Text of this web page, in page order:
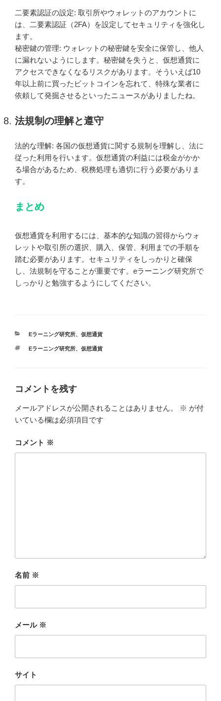
二要素認証の設定: 取引所やウォレットのアカウントに
は、二要素認証（2FA）を設定してセキュリティを強化し
ます。
秘密鍵の管理: ウォレットの秘密鍵を安全に保管し、他人
に漏れないようにします。秘密鍵を失うと、仮想通貨に
アクセスできなくなるリスクがあります。そういえば10
年以上前に買ったビットコインを忘れて、特殊な業者に
依頼して発掘させるといったニュースがありましたね。
法規制の理解と遵守
法的な理解: 各国の仮想通貨に関する規制を理解し、法に
従った利用を行います。仮想通貨の利益には税金がかか
る場合があるため、税務処理も適切に行う必要がありま
す。
まとめ
仮想通貨を利用するには、基本的な知識の習得からウォ
レットや取引所の選択、購入、保管、利用までの手順を
踏む必要があります。セキュリティをしっかりと確保
し、法規制を守ることが重要です。eラーニング研究所で
しっかりと勉強するようにしてください。
カ
ゴ
Eラーニング研究所、 仮想通貨
タ
Eラーニング研究所、 仮想通貨
コメントを残す
メールアドレスが公開されることはありません。 ※ が付
いている欄は必須項目です
コメント ※
名前 ※
メール ※
サイト